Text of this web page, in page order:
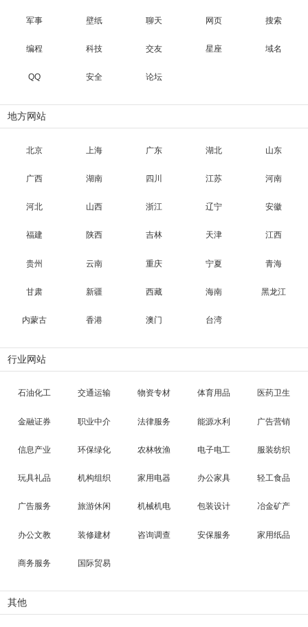
军事 壁纸 聊天 网页 搜索
编程 科技 交友 星座 域名
QQ 安全 论坛
地方网站
北京 上海 广东 湖北 山东
广西 湖南 四川 江苏 河南
河北 山西 浙江 辽宁 安徽
福建 陕西 吉林 天津 江西
贵州 云南 重庆 宁夏 青海
甘肃 新疆 西藏 海南 黑龙江
内蒙古 香港 澳门 台湾
行业网站
石油化工 交通运输 物资专材 体育用品 医药卫生
金融证券 职业中介 法律服务 能源水利 广告营销
信息产业 环保绿化 农林牧渔 电子电工 服装纺织
玩具礼品 机构组织 家用电器 办公家具 轻工食品
广告服务 旅游休闲 机械机电 包装设计 冶金矿产
办公文教 装修建材 咨询调查 安保服务 家用纸品
商务服务 国际贸易
其他